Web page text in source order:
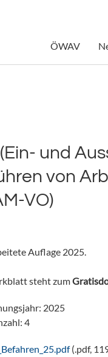
ÖWAV
und
von
VO)
Auflage 2025.
steht zum
2025
4
(.pdf,